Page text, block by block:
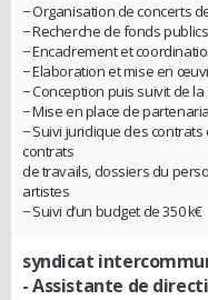
− Organisation de concerts
− Recherche de fonds
− Encadrement et
− Elaboration et mise en
− Conception puis suivit de
− Mise en place de
− Suivi juridique des
contrats
de travails, dossiers du
artistes
− Suivi d’un budget de 350 k€
syndicat
- Assistante de